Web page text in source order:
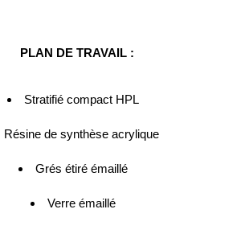
PLAN DE TRAVAIL :
Stratifié compact HPL
Résine de synthèse acrylique
Grés étiré émaillé
Verre émaillé